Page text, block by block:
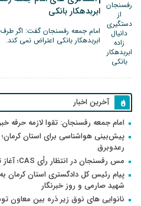
ابربدهکار بانکی
امام جمعه رفسنجان گفت: اگر
ابربدهکار بانکی اعتراض نمی کند.
آخرین اخبار
امام جمعه رفسنجان: تقوا لازمه حرفه
پیش‌بینی هواشناسی برای استان کرمان؛
رعدوبرق
مس رفسنجان در انتظار رأی CAS؛ آغاز تمرینات از هفته آینده
شهید صارمی و روز خبرنگار
نانوایی های نوق زیر ذره بین معاون